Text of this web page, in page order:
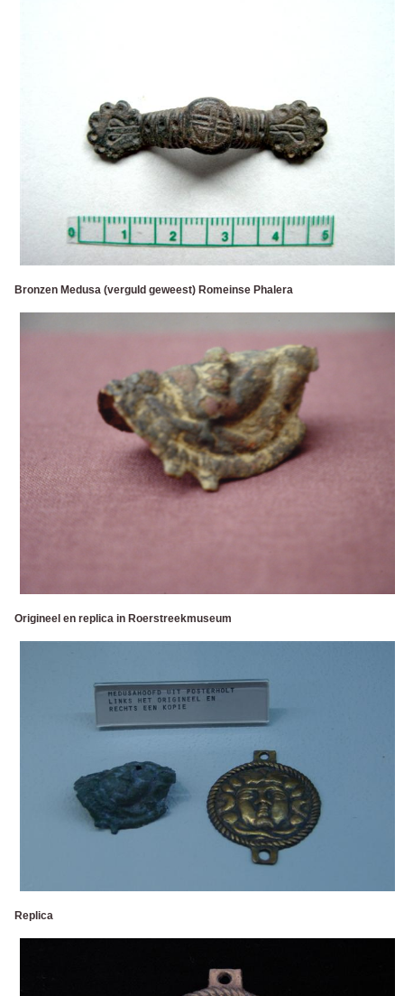
Bronzen Medusa (verguld geweest) Romeinse Phalera
Origineel en replica in Roerstreekmuseum
Replica